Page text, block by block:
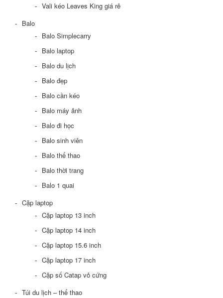
Vali kéo Leaves King giá rẻ
Balo
Balo Simplecarry
Balo laptop
Balo du lịch
Balo đẹp
Balo cần kéo
Balo máy ảnh
Balo đi học
Balo sinh viên
Balo thể thao
Balo thời trang
Balo 1 quai
Cặp laptop
Cặp laptop 13 inch
Cặp laptop 14 inch
Cặp laptop 15.6 inch
Cặp laptop 17 inch
Cặp số Catap vỏ cứng
Túi du lịch – thể thao